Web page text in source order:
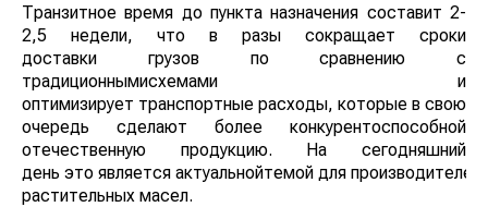
Транзитное время до пункта назначения составит 2-
2,5 недели, что в разы сокращает сроки
доставки грузов по сравнению с
традиционнымисхемами и
оптимизирует транспортные расходы, которые в свою
очередь сделают более конкурентоспособной
отечественную продукцию. На сегодняшний
день это является актуальнойтемой для производителей
растительных масел.